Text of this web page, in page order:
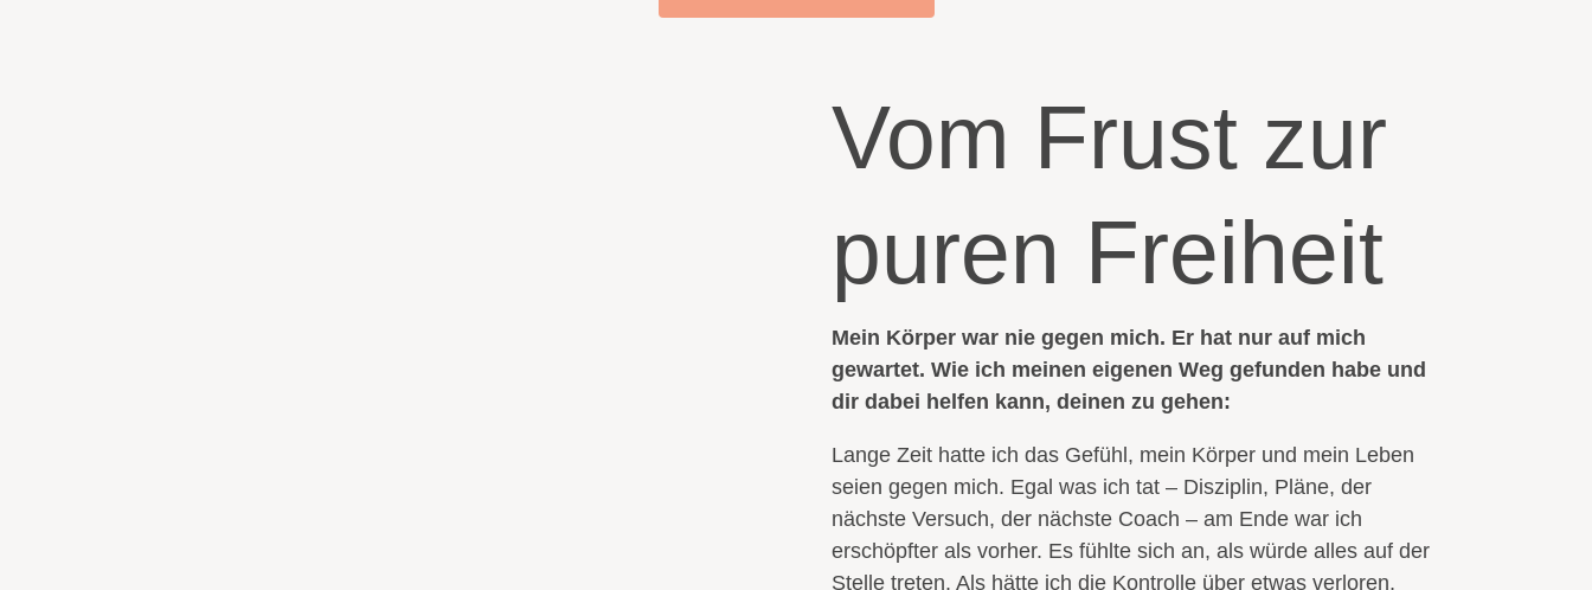
Vom Frust zur
puren Freiheit
Mein Körper war nie gegen mich. Er hat nur auf mich
gewartet. Wie ich meinen eigenen Weg gefunden habe und
dir dabei helfen kann, deinen zu gehen:
Lange Zeit hatte ich das Gefühl, mein Körper und mein Leben
seien gegen mich. Egal was ich tat – Disziplin, Pläne, der
nächste Versuch, der nächste Coach – am Ende war ich
erschöpfter als vorher. Es fühlte sich an, als würde alles auf der
Stelle treten. Als hätte ich die Kontrolle über etwas verloren,